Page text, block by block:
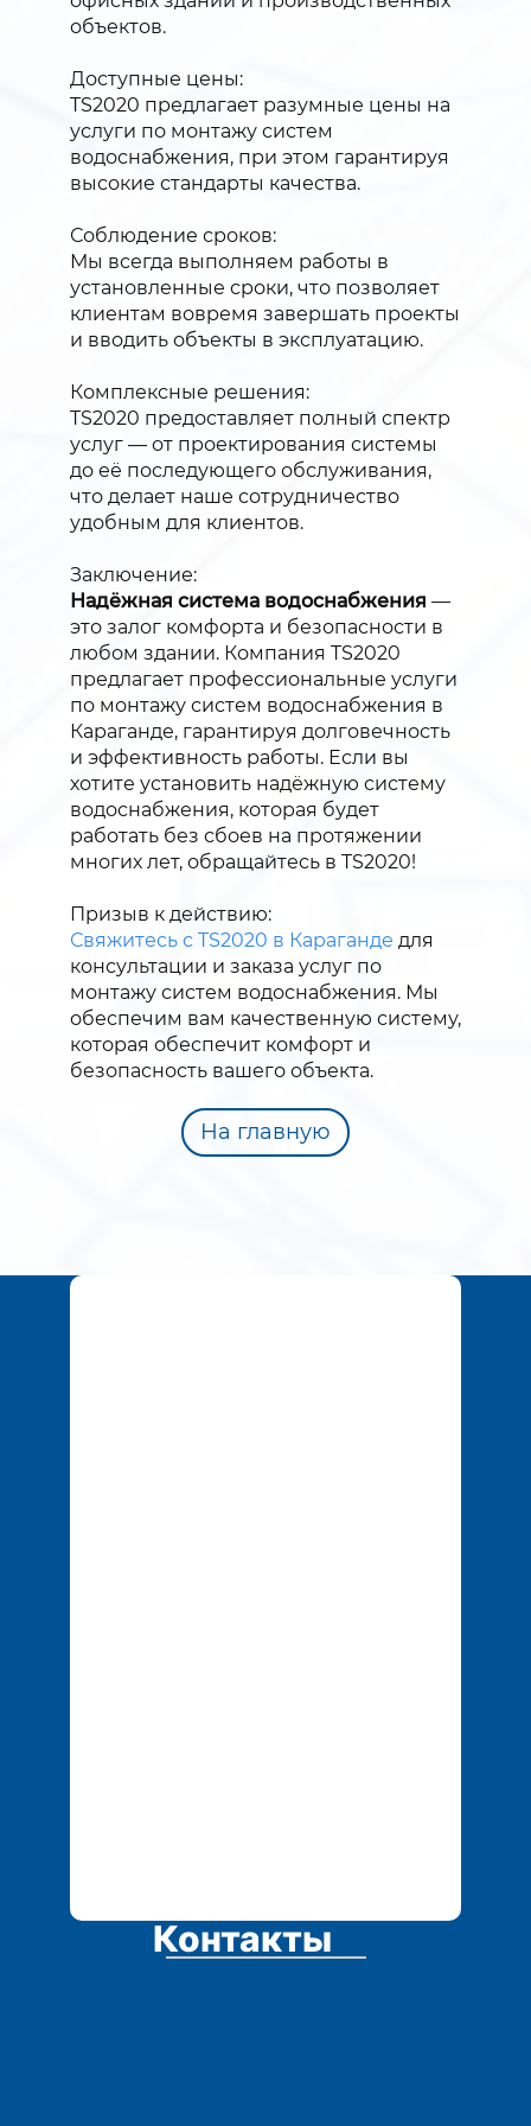
объектов.
Доступные цены:
TS2020 предлагает разумные цены на
услуги по монтажу систем
водоснабжения, при этом гарантируя
высокие стандарты качества.
Соблюдение сроков:
Мы всегда выполняем работы в
установленные сроки, что позволяет
клиентам вовремя завершать проекты
и вводить объекты в эксплуатацию.
Комплексные решения:
TS2020 предоставляет полный спектр
услуг — от проектирования системы
до её последующего обслуживания,
что делает наше сотрудничество
удобным для клиентов.
Заключение:
Надёжная система водоснабжения —
это залог комфорта и безопасности в
любом здании. Компания TS2020
предлагает профессиональные услуги
по монтажу систем водоснабжения в
Караганде, гарантируя долговечность
и эффективность работы. Если вы
хотите установить надёжную систему
водоснабжения, которая будет
работать без сбоев на протяжении
многих лет, обращайтесь в TS2020!
Призыв к действию:
Свяжитесь с TS2020 в Караганде для
консультации и заказа услуг по
монтажу систем водоснабжения. Мы
обеспечим вам качественную систему,
которая обеспечит комфорт и
безопасность вашего объекта.
На главную
Контакты